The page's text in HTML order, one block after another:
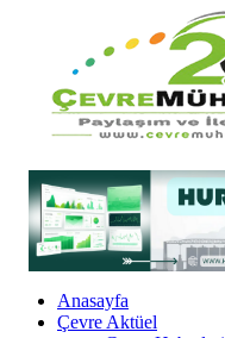
Anasayfa
Çevre Aktüel